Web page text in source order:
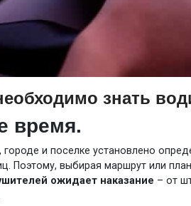
знать
время.
и поселке установлено
Поэтому, выбирая маршрут или
ожидает наказание – от